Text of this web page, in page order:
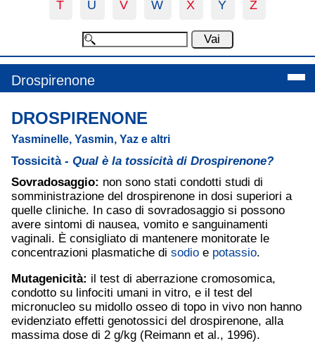
T U V W X Y Z
Drospirenone
DROSPIRENONE
Yasminelle, Yasmin, Yaz e altri
Tossicità - Qual è la tossicità di Drospirenone?
Sovradosaggio: non sono stati condotti studi di
somministrazione del drospirenone in dosi superiori a
quelle cliniche. In caso di sovradosaggio si possono
avere sintomi di nausea, vomito e sanguinamenti
vaginali. È consigliato di mantenere monitorate le
concentrazioni plasmatiche di sodio e potassio.
Mutagenicità: il test di aberrazione cromosomica,
condotto su linfociti umani in vitro, e il test del
micronucleo su midollo osseo di topo in vivo non hanno
evidenziato effetti genotossici del drospirenone, alla
massima dose di 2 g/kg (Reimann et al., 1996).